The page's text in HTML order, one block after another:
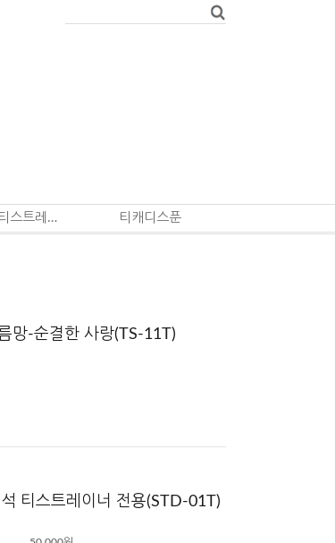
티스트레이너
티캐디스푼
망-순결한 사랑(TS-11T)
티스트레이너 전용(STD-01T)